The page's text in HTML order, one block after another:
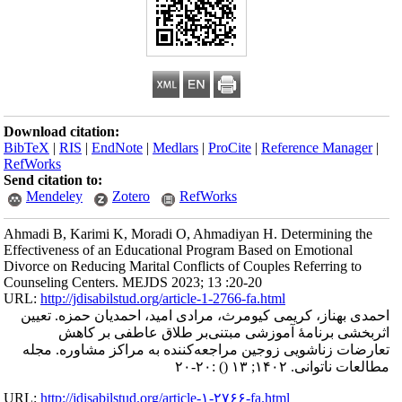
Download citation:
BibTeX |RIS |EndNote |Medlars |ProCite |Reference Manager
RefWorks
Send citation to:
Mendeley
Zotero RefWorks
Ahmadi B, Karimi K, Moradi O, Ahmadiyan H. Determining the
Effectiveness of an Educational Program Based on Emotional
Divorce on Reducing Marital Conflicts of Couples Referring to
Counseling Centers. MEJDS 2023; 13 :20-20
URL:http://jdisabilstud.org/article-1-2766-fa.html
احمدی بهناز، کریمی کیومرث، مرادی امید، احمدیان حمزه. تعیین
اثربخشی برنامهٔ آموزشی مبتنی‌بر طلاق عاطفی بر کاهش
تعارضات زناشویی زوجین مراجعه‌کننده به مراکز مشاوره. مجله
مطالعات ناتوانی. ۱۴۰۲; ۱۳
() :۲۰-۲۰
URL:http://jdisabilstud.org/article-۱-۲۷۶۶-fa.html